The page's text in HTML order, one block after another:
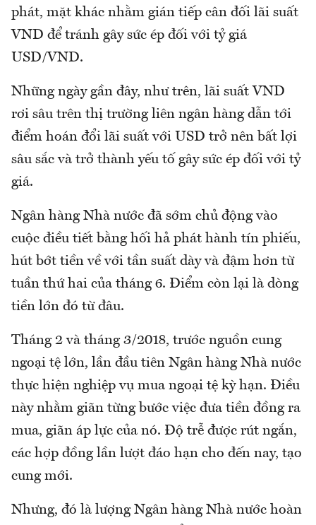
phát, mặt khác nhằm gián tiếp cân đối lãi suất
VND để tránh gây sức ép đối với tỷ giá
USD/VND.
Những ngày gần đây, như trên, lãi suất VND
rơi sâu trên thị trường liên ngân hàng dẫn tới
điểm hoán đổi lãi suất với USD trở nên bất lợi
sâu sắc và trở thành yếu tố gây sức ép đối với tỷ
giá.
Ngân hàng Nhà nước đã sớm chủ động vào
cuộc điều tiết bằng hối hả phát hành tín phiếu,
hút bớt tiền về với tần suất dày và đậm hơn từ
tuần thứ hai của tháng 6. Điểm còn lại là dòng
tiền lớn đó từ đâu.
Tháng 2 và tháng 3/2018, trước nguồn cung
ngoại tệ lớn, lần đầu tiên Ngân hàng Nhà nước
thực hiện nghiệp vụ mua ngoại tệ kỳ hạn. Điều
này nhằm giãn từng bước việc đưa tiền đồng ra
mua, giãn áp lực của nó. Độ trễ được rút ngắn,
các hợp đồng lần lượt đáo hạn cho đến nay, tạo
cung mới.
Nhưng, đó là lượng Ngân hàng Nhà nước hoàn